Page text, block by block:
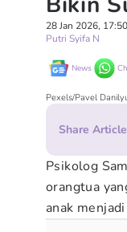
28 Jan 2026,
Putri Syifa N
News
Pexels/Pavel
Share Article
Psikolog
orangtua
anak